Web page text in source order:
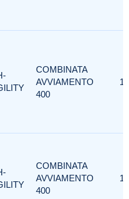
COMBINATA
AVVIAMENTO
400
1
COMBINATA
AVVIAMENTO
400
1